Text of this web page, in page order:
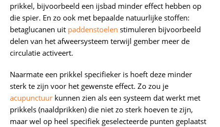
prikkel, bijvoorbeeld een ijsbad minder effect hebben op
die spier. En zo ook met bepaalde natuurlijke stoffen:
betaglucanen uit paddenstoelen stimuleren bijvoorbeeld
delen van het afweersysteem terwijl gember meer de
circulatie activeert.
Naarmate een prikkel specifieker is hoeft deze minder
sterk te zijn voor het gewenste effect. Zo zou je
acupunctuur kunnen zien als een systeem dat werkt met
prikkels (naaldprikken) die niet zo sterk hoeven te zijn,
maar wel op heel specifiek geselecteerde punten geplaatst